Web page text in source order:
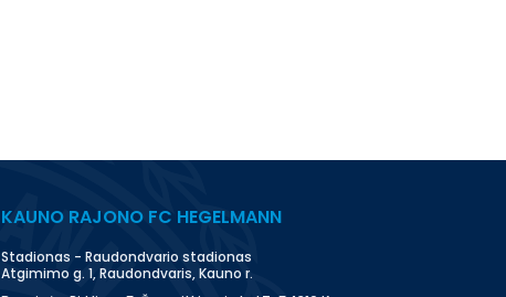
KAUNO RAJONO FC HEGELMANN
Stadionas - Raudondvario stadionas
Atgimimo g. 1, Raudondvaris, Kauno r.